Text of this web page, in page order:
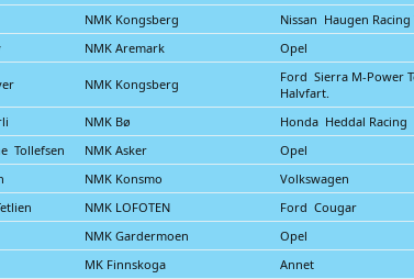
NMK Kongsberg
Nissan Haugen Racing
NMK Aremark Opel
NMK Kongsberg
Ford Sierra M-Power
Halvfart.
NMK Bø
Honda Heddal Racing
Tollefsen NMK Asker
Opel
NMK Konsmo
Volkswagen
NMK LOFOTEN
Ford Cougar
NMK Gardermoen
Opel
MK Finnskoga
Annet